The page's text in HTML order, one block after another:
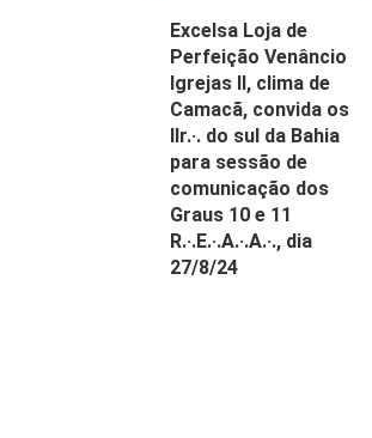
Excelsa Loja de
Perfeição Venâncio
Igrejas II, clima de
Camacã, convida os
IIr.·. do sul da Bahia
para sessão de
comunicação dos
Graus 10 e 11
R.·.E.·.A.·.A.·., dia
27/8/24